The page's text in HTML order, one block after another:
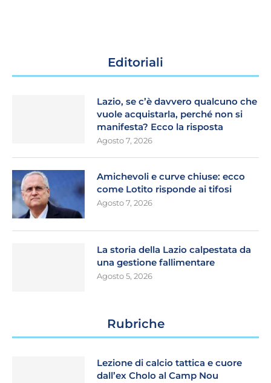
Editoriali
Lazio, se c’è davvero qualcuno che
vuole acquistarla, perché non si
manifesta? Ecco la risposta
Agosto 7, 2026
Amichevoli e curve chiuse: ecco
come Lotito risponde ai tifosi
Agosto 7, 2026
La storia della Lazio calpestata da
una gestione fallimentare
Agosto 5, 2026
Rubriche
Lezione di calcio tattica e cuore
dall’ex Cholo al Camp Nou